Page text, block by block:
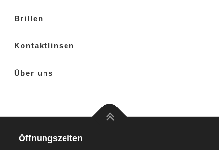
Brillen
Kontaktlinsen
Über uns
Öffnungszeiten